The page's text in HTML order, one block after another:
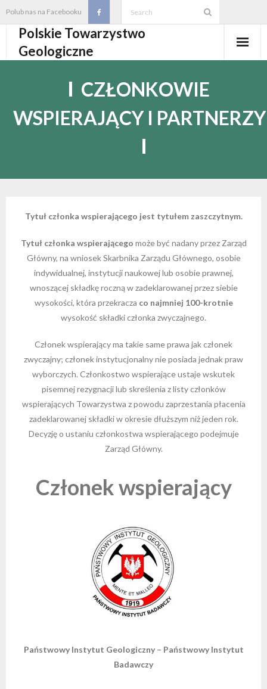
content
Polub nas na Facebooku
Polskie Towarzystwo
Geologiczne
- O PTGeol
- Osobistości PTGeol
- Statut PTGeol i regulaminy
- Walny Zjazd Delegatów
- - Regulamin Walnego Zjazdu Delegatów
- - Uchwały bieżące
100-lecie PTGeol
- - Oddział Gdański
- - Oddział Górnośląski
- - Oddział Karpacki
- - Oddział Krakowski
- - Oddział Poznański
- - Oddział Szczeciński
- - Oddział Świętokrzyski
- - Oddział Warszawski
- - Oddział Wrocławski
- Sekcje
- - Sekcja Badań Strukturalnych i Geozagrożeń
- - Sekcja Geologii Samorządowej
- - Sekcja Historii Nauk Geologicznych
- - Sekcja Paleontologiczna
- - Sekcja Sedymentologiczna
- - Sekcja Sozologii
- - Polish & Slovak Working Group of the Jurassic
System PGS
Wydarzenia
- Core Logging School COLOS
- Polski Kongres Geologiczny
- - I Kongres Geologiczny
- - II Kongres Geologiczny
- - III Kongres Geologiczny
- - IV Kongres Geologiczny
- Zjazdy Naukowe PTGeol
- - Archiwum zjazdów
- Inne konferencje
- - POKOS – Polska Konferencja
Sedymentologiczna
- Warsztaty
Członkostwo
- Członkostwo
- Członkowie honorowi
- Członkowie wspierający i partnerzy
- Opłaty
Biblioteka
- Katalog (Online Public Access Catalog)
- Katalog czasopism
- Katalog map
- Przewodniki Zjazdów Naukowych PTGeol
- Materiały Kongresowe
- Inne materiały konferencyjne
- Posiedzenia Naukowe PTGeol
Nagrody i stypendia
Galerie
- 100-lecie PTGeol
CZŁONKOWIE
WSPIERAJĄCY I PARTNERZY
Tytuł członka wspierającego jest tytułem zaszczytnym.
Tytuł członka wspierającego może być nadany przez Zarząd
Główny, na wniosek Skarbnika Zarządu Głównego, osobie
indywidualnej, instytucji naukowej lub osobie prawnej,
wnoszącej składkę roczną w zadeklarowanej przez siebie
wysokości, która przekracza co najmniej 100-krotnie
wysokość składki członka zwyczajnego.
Członek wspierający ma takie same prawa jak członek
zwyczajny; członek instytucjonalny nie posiada jednak praw
wyborczych. Członkostwo wspierające ustaje wskutek
pisemnej rezygnacji lub skreślenia z listy członków
wspierających Towarzystwa z powodu zaprzestania płacenia
zadeklarowanej składki w okresie dłuższym niż jeden rok.
Decyzję o ustaniu członkostwa wspierającego podejmuje
Zarząd Główny.
Członek wspierający
Państwowy Instytut Geologiczny – Państwowy Instytut
Badawczy